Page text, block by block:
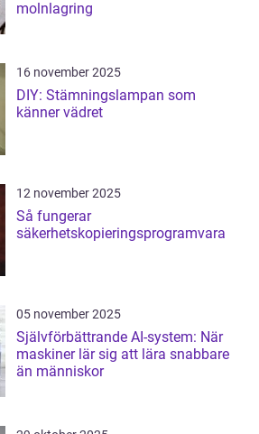
molnlagring
16 november 2025
DIY: Stämningslampan som
känner vädret
12 november 2025
Så fungerar
säkerhetskopieringsprogramvara
05 november 2025
Självförbättrande AI-system: När
maskiner lär sig att lära snabbare
än människor